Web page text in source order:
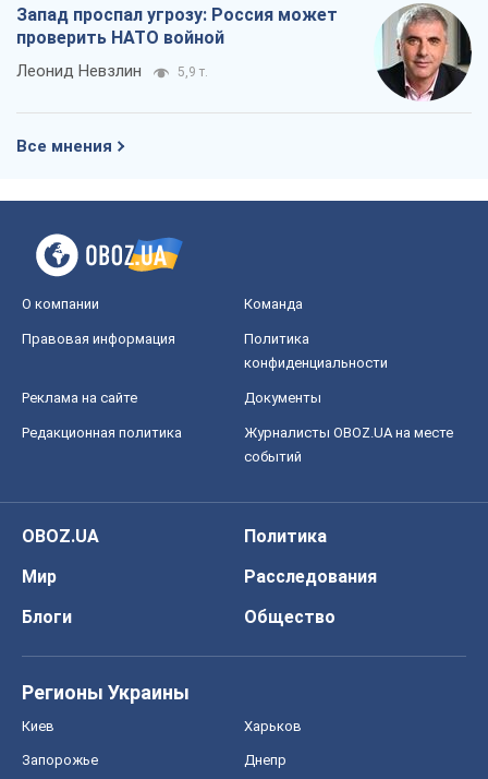
Запад проспал угрозу: Россия может
проверить НАТО войной
Леонид Невзлин 5,9 т.
Все мнения
О компании Команда
Правовая информация
Политика
конфиденциальности
Реклама на сайте Документы
Редакционная политика
Журналисты OBOZ.UA на месте
событий
OBOZ.UA
Политика
Мир
Расследования
Блоги
Общество
Регионы Украины
Киев Харьков
Запорожье Днепр